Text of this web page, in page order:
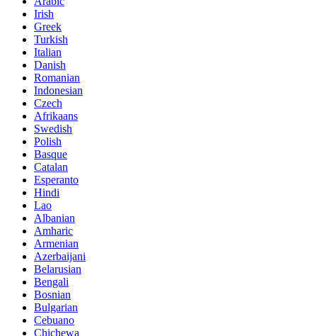
Irish
Greek
Turkish
Italian
Danish
Romanian
Indonesian
Czech
Afrikaans
Swedish
Polish
Basque
Catalan
Esperanto
Hindi
Lao
Albanian
Amharic
Armenian
Azerbaijani
Belarusian
Bengali
Bosnian
Bulgarian
Cebuano
Chichewa